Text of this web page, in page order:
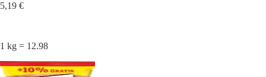
5,19 €
1 kg = 12.98